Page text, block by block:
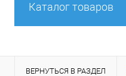
Каталог товаров
ВЕРНУТЬСЯ В РАЗДЕЛ